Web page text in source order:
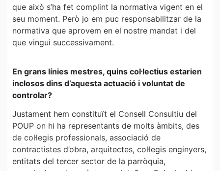
que això s’ha fet complint la normativa vigent en el
seu moment. Però jo em puc responsabilitzar de la
normativa que aprovem en el nostre mandat i del
que vingui successivament.
En grans línies mestres, quins col·lectius estarien
inclosos dins d’aquesta actuació i voluntat de
controlar?
Justament hem constituït el Consell Consultiu del
POUP on hi ha representants de molts àmbits, des
de col·legis professionals, associació de
contractistes d’obra, arquitectes, col·legis enginyers,
entitats del tercer sector de la parròquia,